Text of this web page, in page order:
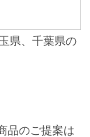
県、千葉県の
品のご提案は